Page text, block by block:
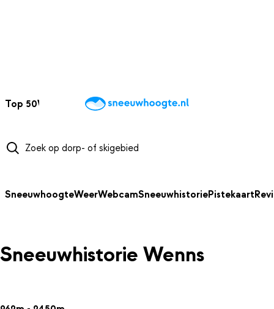
Top 50Webcams WintersportweerKaarten
SneeuwhoogteWeerWebcamSneeuwhistoriePistekaart
Sneeuwhistorie Wenns